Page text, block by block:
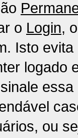
o Login,
Isto
essa
ou